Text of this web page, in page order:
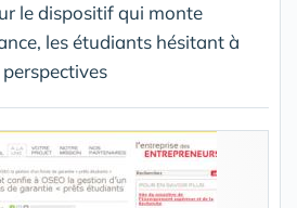
le dispositif qui monte
les étudiants hésitant à